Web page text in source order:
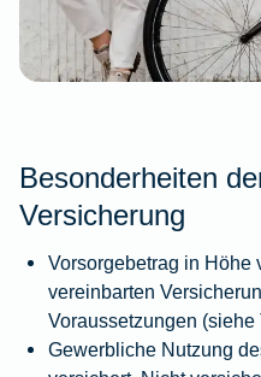
Besonderheiten
Versicherung
Vorsorgebetrag in Höhe
vereinbarten
Voraussetzungen
Gewerbliche Nutzung